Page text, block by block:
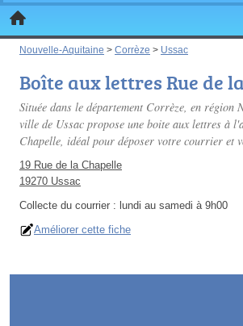
Nouvelle-Aquitaine > Corrèze > Ussac
Boîte aux lettres Rue de
Située dans le département Corrèze, en région
ville de Ussac propose une boite aux lettres à
Chapelle, idéal pour déposer votre courrier et
19 Rue de la Chapelle
19270 Ussac
Collecte du courrier : lundi au samedi à 9h00
Améliorer cette fiche